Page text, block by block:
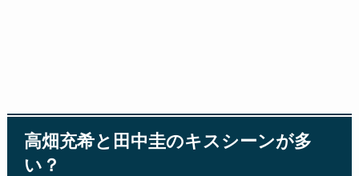
高畑充希と田中圭のキスシーンが多
い？